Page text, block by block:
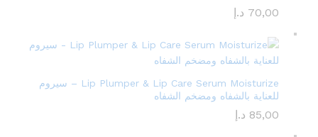
70,00 د.إ
Lip Plumper & Lip Care Serum Moisturize – سيروم
للعناية بالشفاه ومضخم الشفاه
85,00 د.إ